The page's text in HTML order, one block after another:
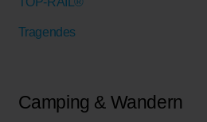
Tragendes
Camping & Wandern